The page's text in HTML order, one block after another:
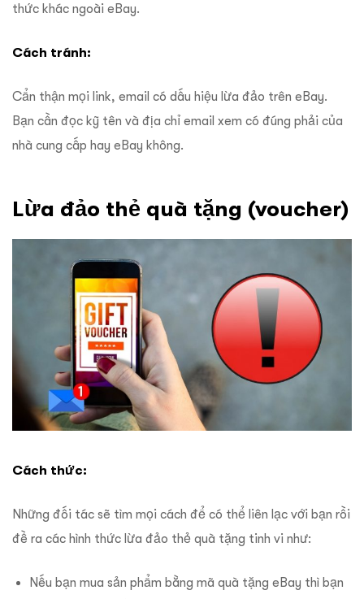
thức khác ngoài eBay.
Cách tránh:
Cẩn thận mọi link, email có dấu hiệu lừa đảo trên eBay.
Bạn cần đọc kỹ tên và địa chỉ email xem có đúng phải của
nhà cung cấp hay eBay không.
Lừa đảo thẻ quà tặng (voucher)
Cách thức:
Những đối tác sẽ tìm mọi cách để có thể liên lạc với bạn rồi
đề ra các hình thức lừa đảo thẻ quà tặng tinh vi như:
Nếu bạn mua sản phẩm bằng mã quà tặng eBay thì bạn